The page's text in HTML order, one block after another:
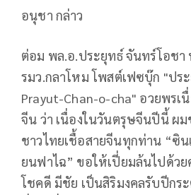
อนุชา กล่าว
ต่อม พล.อ.ประยุทธ์ จันทร์โอชา
รมว.กลาโหม โพสต์เฟซบุ๊ก "ปร
Prayut-Chan-o-cha" อวยพรเ
จีน ว่า เนื่องในวันตรุษจีนปีนี้ ผ
ชาวไทยเชื้อสายจีนทุกท่าน “ซิ
ยนฟาไฉ” ขอให้เปี่ยมล้นไปด้ว
โชคดี มีชัย เป็นสิริมงคลรับปีกร